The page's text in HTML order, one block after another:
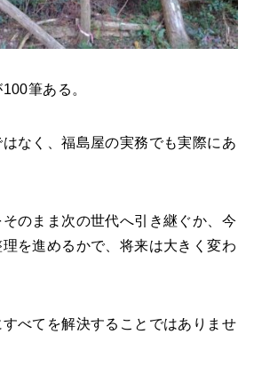
筆ある。
なく、福島屋の実務でも実際にあ
のまま次の世代へ引き継ぐか、今
を進めるかで、将来は大きく変わ
べてを解決することではありませ